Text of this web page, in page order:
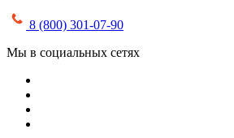
8 (800) 301-07-90
Мы в социальных сетях